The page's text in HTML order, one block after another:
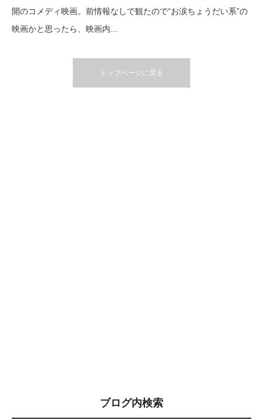
開のコメディ映画。前情報なしで観たので“お涙ちょうだい系”の
映画かと思ったら、映画内…
トップページに戻る
ブログ内検索